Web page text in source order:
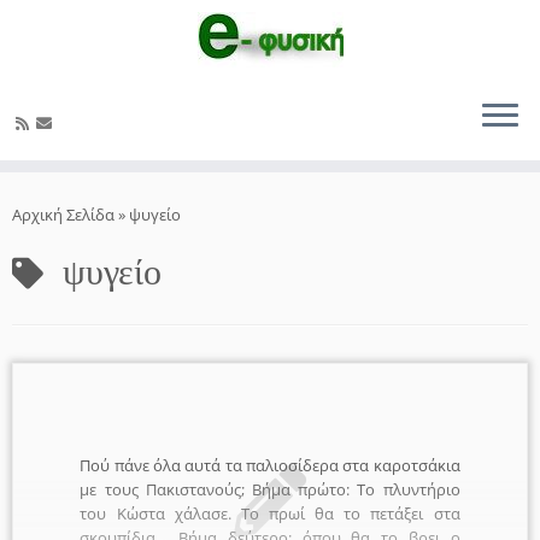
στο
Αρχική Σελίδα» ψυγείο
ψυγείο
Πού πάνε όλα αυτά τα παλιοσίδερα στα καροτσάκια
με τους Πακιστανούς; Βήμα πρώτο: Το πλυντήριο
του Κώστα χάλασε. Το πρωί θα το πετάξει στα